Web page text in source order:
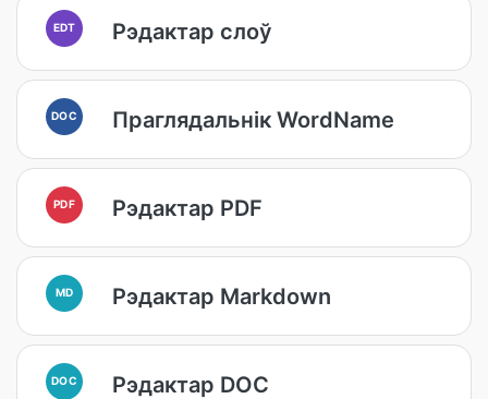
EDT Рэдактар слоў
DOC Праглядальнік WordName
PDF Рэдактар PDF
MD Рэдактар Markdown
DOC Рэдактар DOC